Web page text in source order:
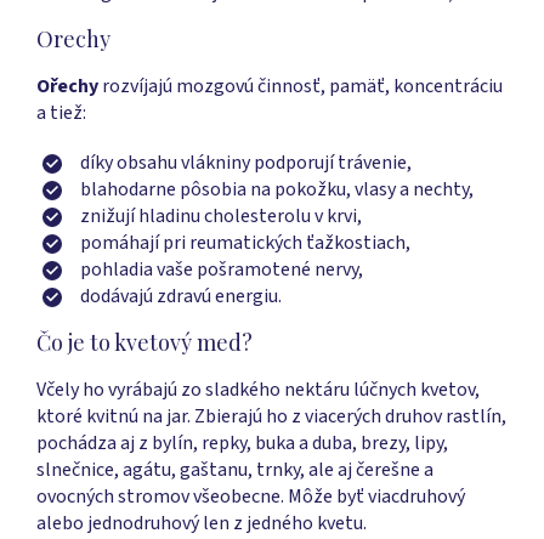
Orechy
Ořechyrozvíjajú mozgovú činnosť, pamäť, koncentráciu
a tiež:
díky obsahu vlákniny podporují trávenie,
blahodarne pôsobia na pokožku, vlasy a nechty,
znižují hladinu cholesterolu v krvi,
pomáhají pri reumatických ťažkostiach,
pohladia vaše pošramotené nervy,
dodávajú zdravú energiu.
Čo je to kvetový med?
Včely ho vyrábajú zo sladkého nektáru lúčnych kvetov,
ktoré kvitnú na jar. Zbierajú ho z viacerých druhov rastlín,
pochádza aj z bylín, repky, buka a duba, brezy, lipy,
slnečnice, agátu, gaštanu, trnky, ale aj čerešne a
ovocných stromov všeobecne. Môže byť viacdruhový
alebo jednodruhový len z jedného kvetu.